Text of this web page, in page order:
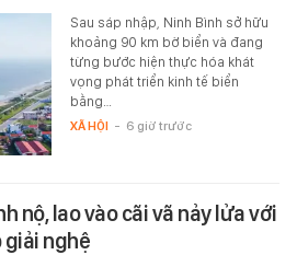
Sau sáp nhập, Ninh Bình sở hữu
khoảng 90 km bờ biển và đang
từng bước hiện thực hóa khát
vọng phát triển kinh tế biển
bằng…
XÃ HỘI - 6 giờ trước
nộ, lao vào cãi vã nảy lửa với
nghệ